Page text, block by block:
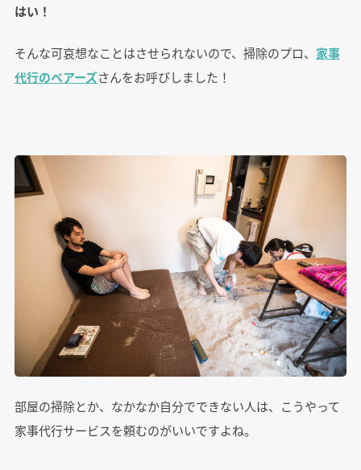
はい！
そんな可哀想なことはさせられないので、掃除のプロ、 家事
代行のベアーズさんをお呼びしました！
部屋の掃除とか、なかなか自分でできない人は、こうやって
家事代行サービスを頼むのがいいですよね。